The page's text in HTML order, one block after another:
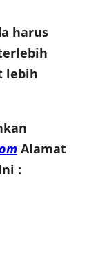
harus
lebih
Alamat
: